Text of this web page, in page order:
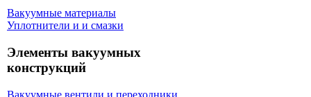
Вакуумные материалы
Уплотнители и и смазки
Элементы вакуумных
конструкций
Вакуумные вентили и переходники